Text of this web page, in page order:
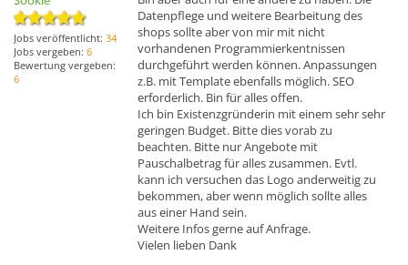
Jobs veröffentlicht: 34
Jobs vergeben: 6
Bewertung vergeben:
6
Datenpflege und weitere Bearbeitung des
shops sollte aber von mir mit nicht
vorhandenen Programmierkentnissen
durchgeführt werden können. Anpassungen
z.B. mit Template ebenfalls möglich. SEO
erforderlich. Bin für alles offen.
Ich bin Existenzgründerin mit einem sehr sehr
geringen Budget. Bitte dies vorab zu
beachten. Bitte nur Angebote mit
Pauschalbetrag für alles zusammen. Evtl.
kann ich versuchen das Logo anderweitig zu
bekommen, aber wenn möglich sollte alles
aus einer Hand sein.
Weitere Infos gerne auf Anfrage.
Vielen lieben Dank